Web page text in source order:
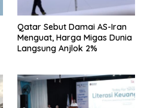
Qatar Sebut Damai AS-Iran
Menguat, Harga Migas Dunia
Langsung Anjlok 2%